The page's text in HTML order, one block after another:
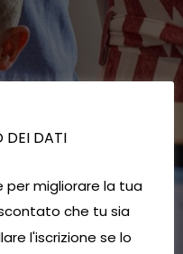
DEI DATI
per migliorare la tua
che tu sia
l'iscrizione se lo